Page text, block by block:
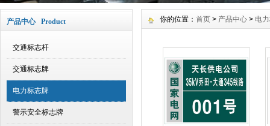
产品中心 Product
交通标志杆
交通标志牌
电力标志牌
警示安全标志牌
你的位置： 首页 > 产品中心 > 电